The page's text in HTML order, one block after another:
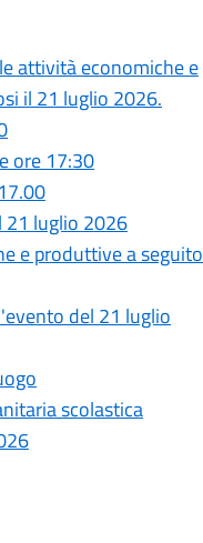
attività economiche e
il 21 luglio 2026.
ore 17:30
21 luglio 2026
e produttive a seguito
del 21 luglio
scolastica